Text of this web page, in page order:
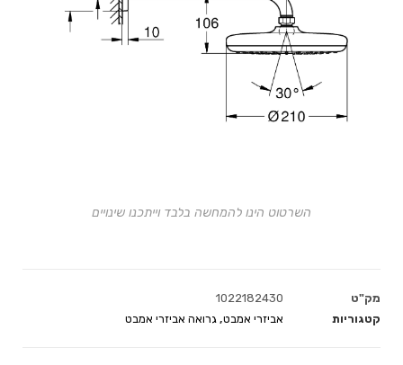
מק"ט
1022182430
קטגוריות
אביזרי אמבט, גרואה אביזרי אמבט
השרטוט הינו להמחשה בלבד וייתכנו שינויים